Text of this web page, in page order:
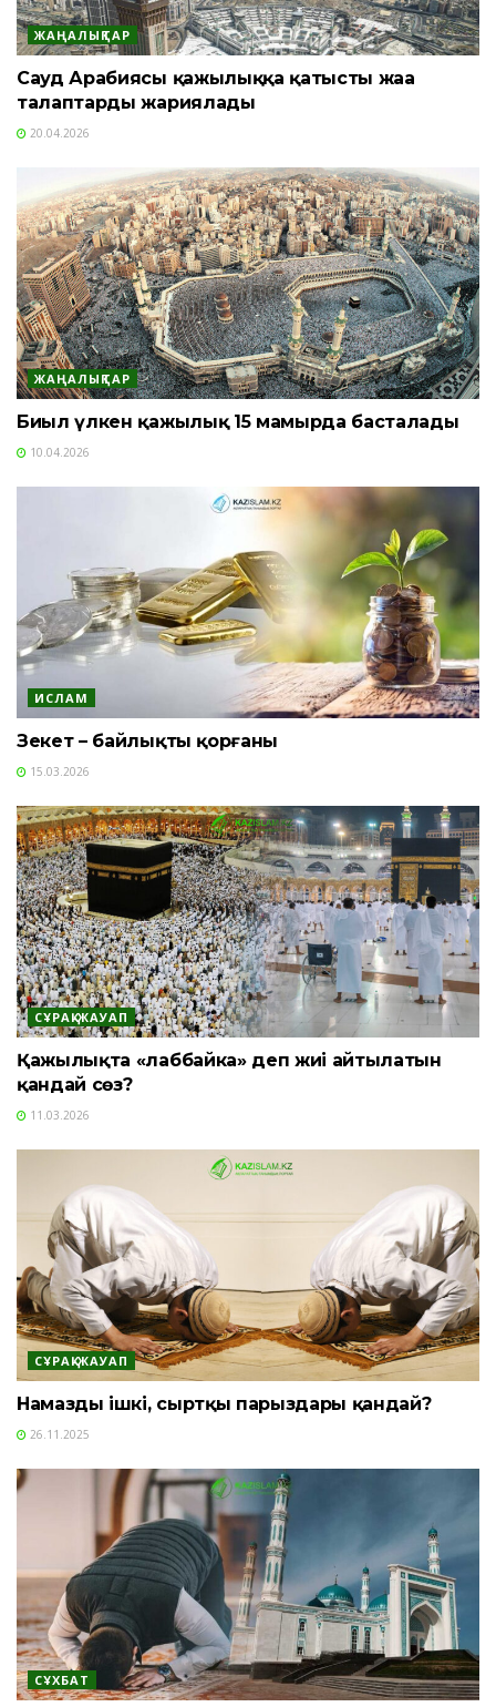
ЖАҢАЛЫҚТАР
Сауд Арабиясы қажылыққа қатысты жаңа
талаптарды жариялады
20.04.2026
ЖАҢАЛЫҚТАР
Биыл үлкен қажылық 15 мамырда басталады
10.04.2026
ИСЛАМ
Зекет – байлықтың қорғаны
15.03.2026
СҰРАҚ-ЖАУАП
Қажылықта «лаббайка» деп жиі айтылатын
қандай сөз?
11.03.2026
СҰРАҚ-ЖАУАП
Намаздың ішкі, сыртқы парыздары қандай?
26.11.2025
СҰХБАТ